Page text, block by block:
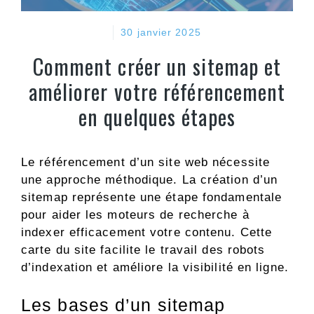
30 janvier 2025
Comment créer un sitemap et
améliorer votre référencement
en quelques étapes
Le référencement d’un site web nécessite
une approche méthodique. La création d’un
sitemap représente une étape fondamentale
pour aider les moteurs de recherche à
indexer efficacement votre contenu. Cette
carte du site facilite le travail des robots
d’indexation et améliore la visibilité en ligne.
Les bases d’un sitemap